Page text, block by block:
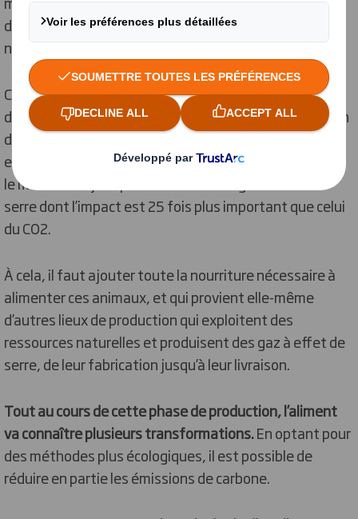
d’émission de carbone résulte des nombreuses étapes
nécessaires à la transformation de l’aliment.
Chacune d’elles, de la simple graine ou de la naissance
d’un animal et jusqu’à sa mise en livraison à destination
des magasins, restaurateurs ou autres, a une
empreinte carbone plus ou moins élevée. Par exemple,
le méthane rejeté par le bétail est un gaz à effet de
serre dont l’impact est 25 fois plus important que celui
du CO2.
À cela, il faut ajouter toute la nourriture nécessaire à
alimenter ces animaux, et qui provient elle-même
d’autres lieux de production qui exploitent des
ressources naturelles et produisent des gaz à effet de
serre, de leur fabrication jusqu’à leur livraison.
Tout au cours de cette phase de production, l’aliment
va connaître plusieurs transformations.En optant pour
des méthodes plus écologiques, il est possible de
réduire en partie les émissions de carbone.